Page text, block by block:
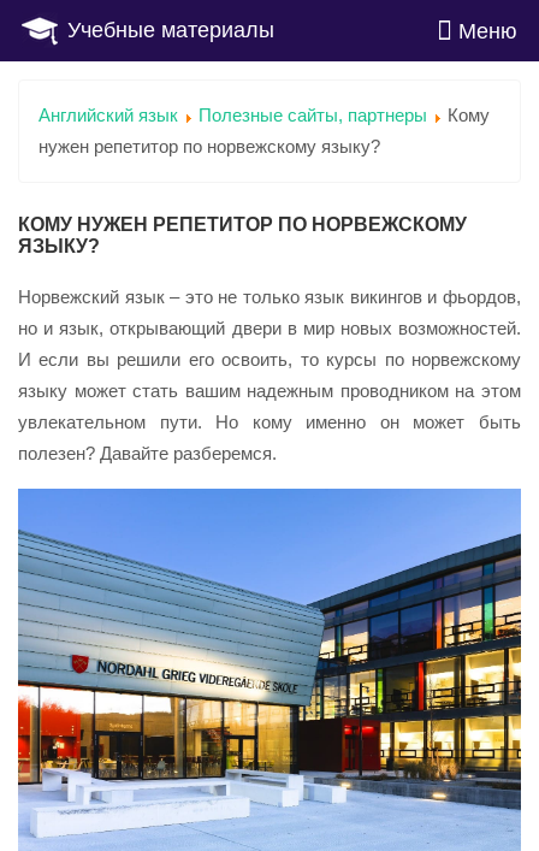
Учебные материалы Меню
Английский язык Полезные сайты, партнеры
Кому
нужен репетитор по норвежскому языку?
КОМУ НУЖЕН РЕПЕТИТОР ПО НОРВЕЖСКОМУ
ЯЗЫКУ?
Норвежский язык – это не только язык викингов и фьордов,
но и язык, открывающий двери в мир новых возможностей.
И если вы решили его освоить, то курсы по норвежскому
языку может стать вашим надежным проводником на этом
увлекательном пути. Но кому именно он может быть
полезен? Давайте разберемся.